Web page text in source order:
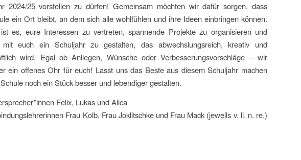
2024/25 vorstellen zu dürfen! Gemeinsam möchten wir dafür sorgen, dass
ein Ort bleibt, an dem sich alle wohlfühlen und ihre Ideen einbringen können.
es, eure Interessen zu vertreten, spannende Projekte zu organisieren und
mit euch ein Schuljahr zu gestalten, das abwechslungsreich, kreativ und
wird. Egal ob Anliegen, Wünsche oder Verbesserungsvorschläge – wir
ein offenes Ohr für euch! Lasst uns das Beste aus diesem Schuljahr machen
noch ein Stück besser und lebendiger gestalten.
Felix, Lukas und Alica
Frau Kolb, Frau Joklitschke und Frau Mack (jeweils v. li. n. re.)